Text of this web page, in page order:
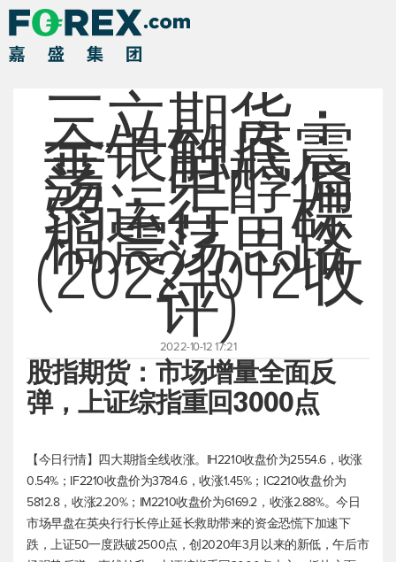
三立期货：
金银触底震
荡，甲醇偏
弱运行，棕
榈震荡思路
(20221012收
评)
2022-10-12 17:21
股指期货：市场增量全面反
弹，上证综指重回3000点
【今日行情】四大期指全线收涨。IH2210收盘价为2554.6，收涨
0.54%；IF2210收盘价为3784.6，收涨1.45%；IC2210收盘价为
5812.8，收涨2.20%；IM2210收盘价为6169.2，收涨2.88%。今日
市场早盘在英央行行长停止延长救助带来的资金恐慌下加速下
跌，上证50一度跌破2500点，创2020年3月以来的新低，午后市